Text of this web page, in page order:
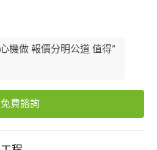
機做 報價分明公道 值得”
免費諮詢